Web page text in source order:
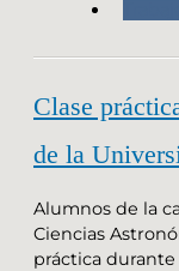
Clase
de la
Alumnos de la
Ciencias
práctica